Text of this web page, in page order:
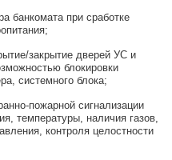
банкомата при сработке
закрытие дверей УС и
блокировки
системного блока;
пожарной сигнализации
температуры, наличия газов,
контроля целостности